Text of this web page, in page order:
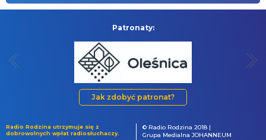
Patronaty:
Jak zdobyć patronat?
Radio Rodzina utrzymuje się z
dobrowolnych wpłat radiosłuchaczy.
© Radio Rodzina 2018 |
Grupa Medialna JOHANNEUM